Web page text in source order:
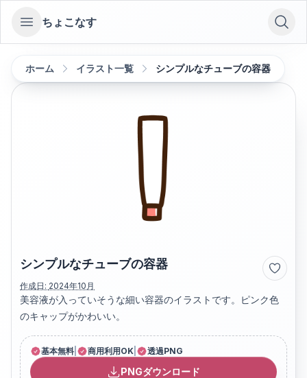
Open sidebar
ちょこなす
ホーム イラスト一覧 シンプルなチューブの容器
シンプルなチューブの容器
作成日: 2024年10月
美容液が入っていそうな細い容器のイラストです。ピンク色
のキャップがかわいい。
基本無料 商用利用OK 透過PNG
PNGダウンロード